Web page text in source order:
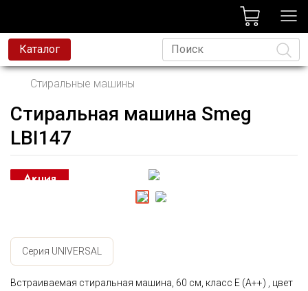
Каталог
Стиральные машины
Стиральная машина Smeg
LBI147
Серия UNIVERSAL
Встраиваемая стиральная машина, 60 см, класс E (А++) , цвет